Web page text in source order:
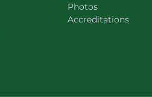
Photos
Accreditations